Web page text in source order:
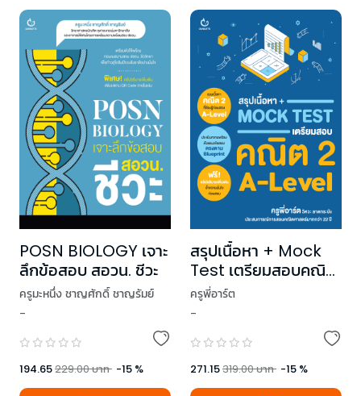
POSN BIOLOGY เจาะ
ลึกข้อสอบ สอวน. ชีวะ
ครูมะหนึ่ง ชาญศักดิ์ ชาญรัมย์
-
194.65229.00บาท -15 %
สรุปเนื้อหา + Mock
Test เตรียมสอบคณิต
2 A-Level
ครูพี่อาร์ต
-
271.15319.00บาท -15 %